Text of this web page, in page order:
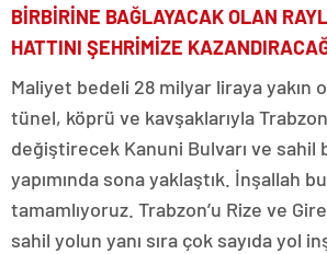
BİRBİRİNE BAĞLAYACAK OLAN
HATTINI ŞEHRİMİZE
Maliyet bedeli 28 milyar liraya yakın
tünel, köprü ve kavşaklarıyla
değiştirecek Kanuni Bulvarı ve sahil
yapımında sona yaklaştık. İnşallah
tamamlıyoruz. Trabzon’u Rize ve
sahil yolun yanı sıra çok sayıda yol